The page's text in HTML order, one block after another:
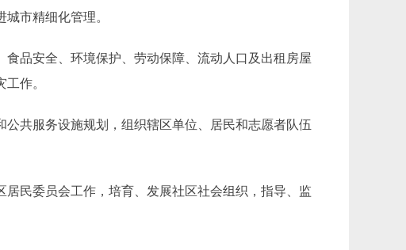
市精细化管理。
食品安全、环境保护、劳动保障、流动人口及出租房屋
作。
公共服务设施规划，组织辖区单位、居民和志愿者队伍
居民委员会工作，培育、发展社区社会组织，指导、监